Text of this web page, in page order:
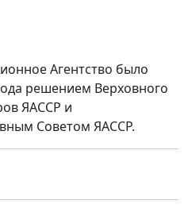
Агентство было
решением Верховного
ЯАССР и
Советом ЯАССР.